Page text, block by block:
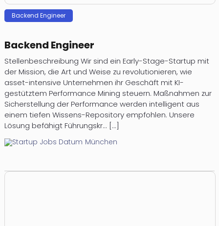
Backend Engineer
Backend Engineer
Stellenbeschreibung Wir sind ein Early-Stage-Startup mit
der Mission, die Art und Weise zu revolutionieren, wie
asset-intensive Unternehmen ihr Geschäft mit KI-
gestütztem Performance Mining steuern. Maßnahmen zur
Sicherstellung der Performance werden intelligent aus
einem tiefen Wissens-Repository empfohlen. Unsere
Lösung befähigt Führungskr... [...]
München